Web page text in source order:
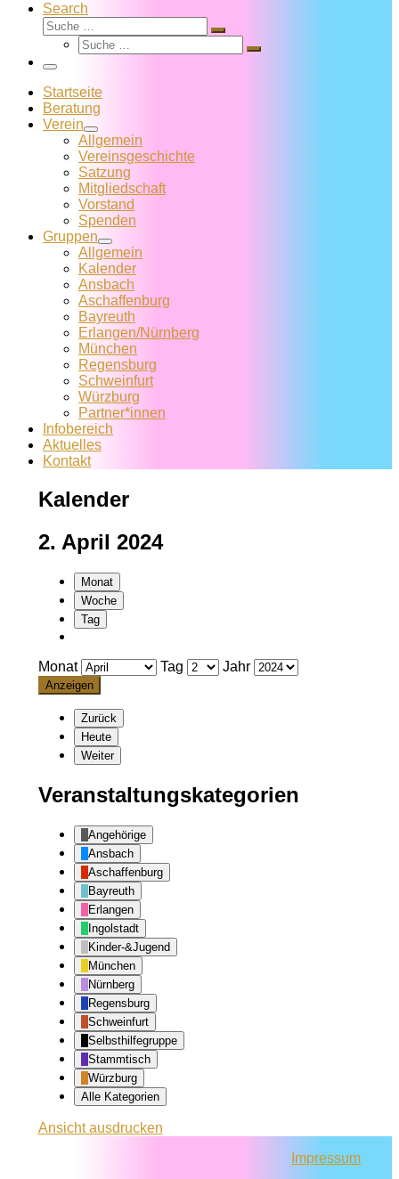
Search
Suche
Suche
Suche
Suche
Menü
Startseite
Beratung
Verein
Allgemein
Vereins­geschichte
Satzung
Mitglied­schaft
Vorstand
Spenden
Gruppen
Allgemein
Kalender
Ansbach
Aschaffenburg
Bayreuth
Erlangen/Nürnberg
München
Regensburg
Schweinfurt
Würzburg
Partner*innen
Infobereich
Aktuelles
Kontakt
Kalender
2. April 2024
Monat
Woche
Tag
Monat Tag Jahr
Zurück
Heute
Weiter
Veranstaltungskategorien
Angehörige
Ansbach
Aschaffenburg
Bayreuth
Erlangen
Ingolstadt
Kinder-&Jugend
München
Nürnberg
Regensburg
Schweinfurt
Selbsthilfegruppe
Stammtisch
Würzburg
Alle Kategorien
Ansichtausdrucken
Impressum